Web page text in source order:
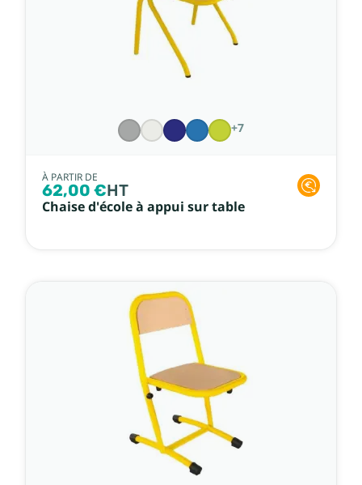
+7
À PARTIR DE
62,00 €HT
Chaise d'école à appui sur table